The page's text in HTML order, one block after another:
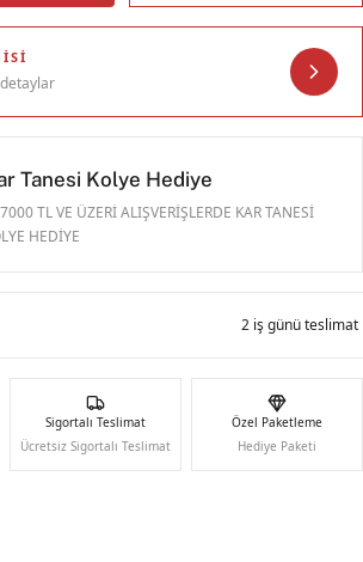
Tanesi Kolye Hediye
TL VE ÜZERİ ALIŞVERİŞLERDE KAR TANESİ
HEDİYE
2 iş günü teslimat
Sigortalı Teslimat
Ücretsiz Sigortalı Teslimat
Özel Paketleme
Hediye Paketi